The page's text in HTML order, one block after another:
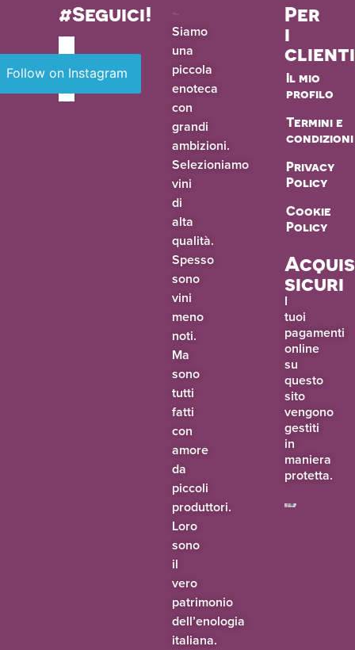
Siamo
una
piccola
enoteca
con
grandi
ambizioni.
Selezioniamo
vini
di
alta
qualità.
Spesso
sono
vini
meno
noti.
Ma
sono
tutti
fatti
con
amore
da
piccoli
produttori.
Loro
sono
il
vero
patrimonio
dell’enologia
italiana.
Per
i
clienti
Il mio
profilo
Termini e
condizioni
Privacy
Policy
Cookie
Policy
sicuri
I
tuoi
pagamenti
online
su
questo
sito
vengono
gestiti
in
maniera
protetta.
#Seguici!
Follow on Instagram